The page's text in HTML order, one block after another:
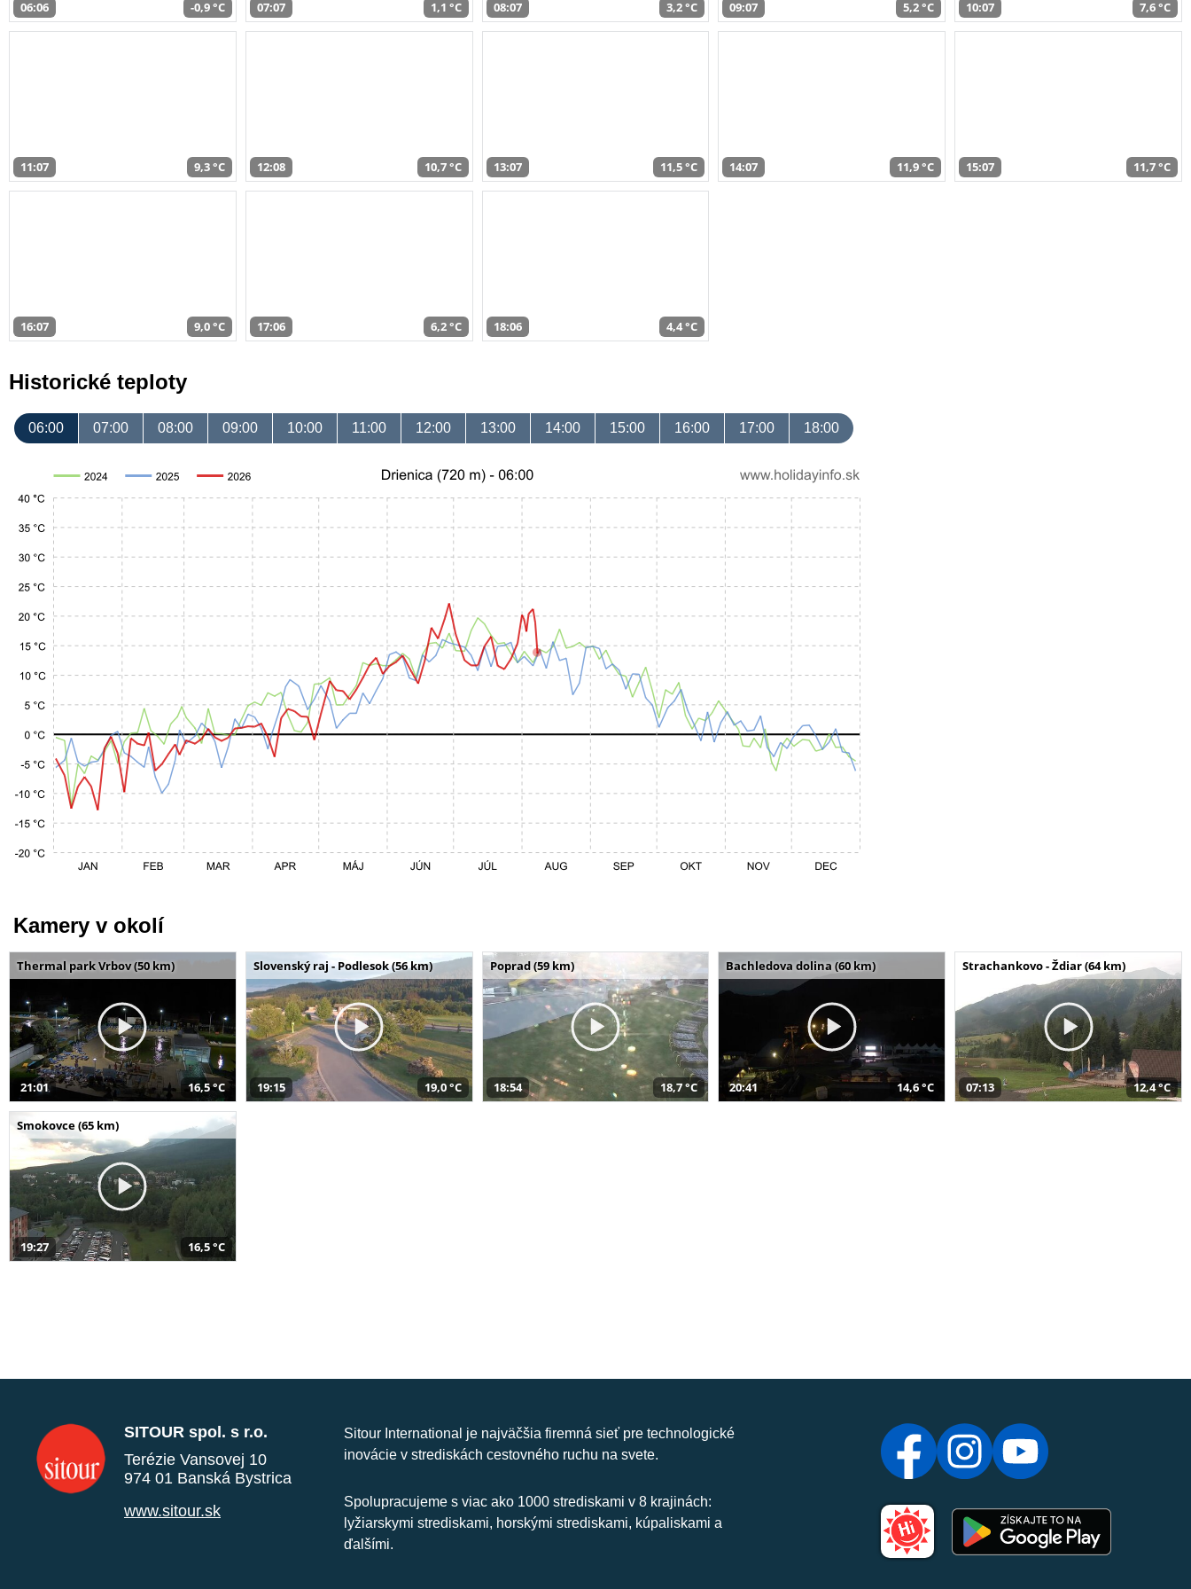
06:06 -0,9 °C 07:07 1,1 °C 08:07 3,2 °C 09:07 5,2 °C 10:07 7,6 °C
11:07 9,3 °C 12:08 10,7 °C 13:07 11,5 °C 14:07 11,9 °C 15:07 11,7 °C
16:07 9,0 °C 17:06 6,2 °C 18:06 4,4 °C
Historické teploty
06:00 07:00 08:00 09:00 10:00 11:00 12:00 13:00 14:00 15:00 16:00 17:00 18:00
Kamery v okolí
Thermal park Vrbov (50 km)
21:01 16,5 °C
Slovenský raj - Podlesok (56 km)
19:15 19,0 °C
Poprad (59 km)
18:54 18,7 °C
Bachledova dolina (60 km)
20:41 14,6 °C
Strachankovo - Ždiar (64 km)
07:13 12,4 °C
Smokovce (65 km)
19:27 16,5 °C
SITOUR spol. s r.o.
Terézie Vansovej 10
974 01 Banská Bystrica
www.sitour.sk
Sitour International je najväčšia firemná sieť pre technologické
inovácie v strediskách cestovného ruchu na svete.
Spolupracujeme s viac ako 1000 strediskami v 8 krajinách:
lyžiarskymi strediskami, horskými strediskami, kúpaliskami a
ďalšími.